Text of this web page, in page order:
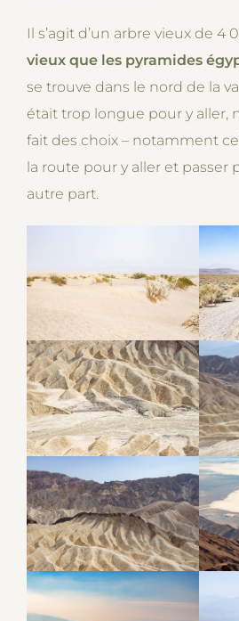
Il s’agit d’un arbre vieux de 4
vieux que les pyramides
se trouve dans le nord de la
était trop longue pour y aller,
fait des choix – notamment
la route pour y aller et passer
autre part.